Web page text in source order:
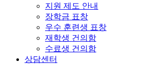
지원 제도 안내
장학금 표창
우수 훈련생 표창
재학생 건의함
수료생 건의함
상담센터